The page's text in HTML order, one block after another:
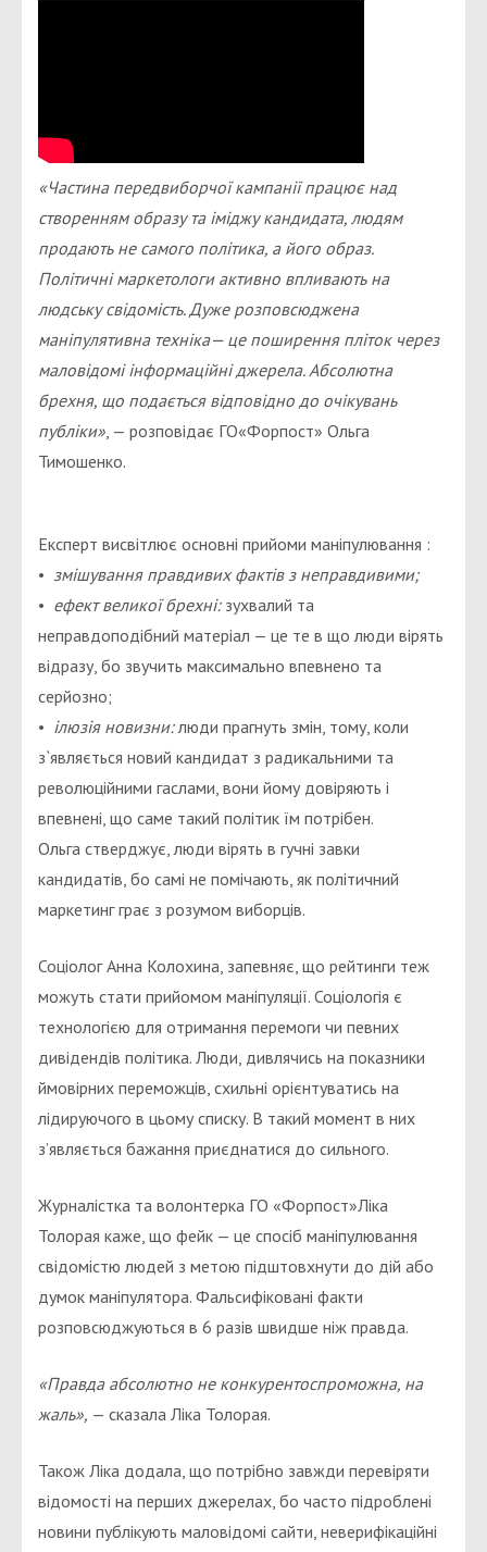
«Частина передвиборчої кампанії працює над
створенням образу та іміджу кандидата, людям
продають не самого політика, а його образ.
Політичні маркетологи активно впливають на
людську свідомість. Дуже розповсюджена
маніпулятивна техніка— це поширення пліток через
маловідомі інформаційні джерела. Абсолютна
брехня, що подається відповідно до очікувань
публіки» , — розповідає ГО«Форпост» Ольга
Тимошенко.
Експерт висвітлює основні прийоми маніпулювання :
• змішування правдивих фактів з неправдивими;
• ефект великої брехні:зухвалий та
неправдоподібний матеріал — це те в що люди вірять
відразу, бо звучить максимально впевнено та
серйозно;
• ілюзія новизни:люди прагнуть змін, тому, коли
з`являється новий кандидат з радикальними та
революційними гаслами, вони йому довіряють і
впевнені, що саме такий політик їм потрібен.
Ольга стверджує, люди вірять в гучні завки
кандидатів, бо самі не помічають, як політичний
маркетинг грає з розумом виборців.
Соціолог Анна Колохина, запевняє, що рейтинги теж
можуть стати прийомом маніпуляції. Соціологія є
технологією для отримання перемоги чи певних
дивідендів політика. Люди, дивлячись на показники
ймовірних переможців, схильні орієнтуватись на
лідируючого в цьому списку. В такий момент в них
з’являється бажання приєднатися до сильного.
Журналістка та волонтерка ГО «Форпост»Ліка
Толорая каже, що фейк — це спосіб маніпулювання
свідомістю людей з метою підштовхнути до дій або
думок маніпулятора. Фальсифіковані факти
розповсюджуються в 6 разів швидше ніж правда.
«Правда абсолютно не конкурентоспроможна, на
жаль», — сказала Ліка Толорая.
Також Ліка додала, що потрібно завжди перевіряти
відомості на перших джерелах, бо часто підроблені
новини публікують маловідомі сайти, неверифікаційні